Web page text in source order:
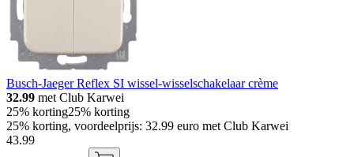
Busch-Jaeger Reflex SI wissel-wisselschakelaar crème
32.99 met Club Karwei
25% korting25% korting
25% korting, voordeelprijs: 32.99 euro met Club Karwei
43.99